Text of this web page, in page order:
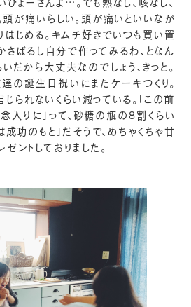
ょーさんよ…。でも熱なし、咳なし、
が痛いらしい。頭が痛いといいなが
はじめる。キムチ好きでいつも買い置
さばるし自分で作ってみるわ、となん
だから大丈夫なのでしょう、きっと。
の誕生日祝いにまたケーキつくり。
られないくらい減っている。「この前
入りに」って、砂糖の瓶の8割くらい
成功のもと」だそうで、めちゃくちゃ甘
ントしておりました。